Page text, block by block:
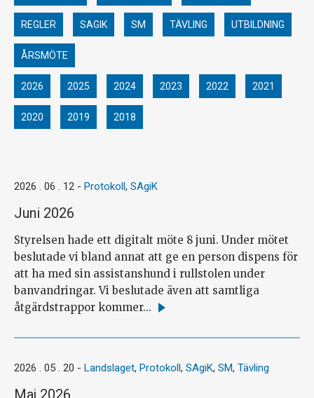
REGLER SAGIK SM TÄVLING UTBILDNING
ÅRSMÖTE
2026 2025 2024 2023 2022 2021
2020 2019 2018
2026 . 06 . 12 - Protokoll, SAgiK
Juni 2026
Styrelsen hade ett digitalt möte 8 juni. Under mötet
beslutade vi bland annat att ge en person dispens för
att ha med sin assistanshund i rullstolen under
banvandringar. Vi beslutade även att samtliga
åtgärdstrappor kommer... Läs
2026 . 05 . 20 - Landslaget, Protokoll, SAgiK, SM, Tävling
Maj 2026